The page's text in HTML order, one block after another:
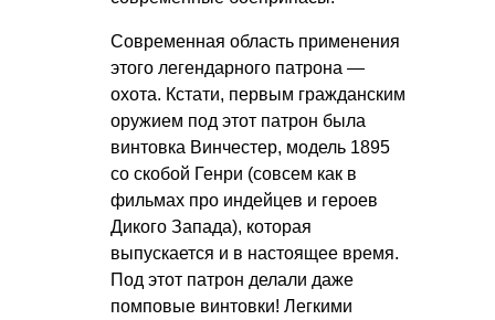
Современная область применения
этого легендарного патрона —
охота. Кстати, первым гражданским
оружием под этот патрон была
винтовка Винчестер, модель 1895
со скобой Генри (совсем как в
фильмах про индейцев и героев
Дикого Запада), которая
выпускается и в настоящее время.
Под этот патрон делали даже
помповые винтовки! Легкими